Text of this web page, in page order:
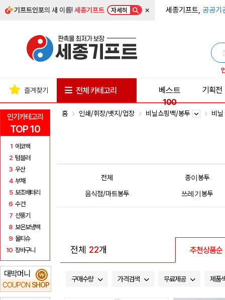
기프트인포의 새 이름!세종기프트 자세히 × 세종기프트, 공공기
인기카테고리
TOP 10
1 에코백
2 텀블러
3 우산
4 부채
5 보조배터리
6 수건
7 선풍기
8 보온보냉백
9 물티슈
10 장바구니
대박머니
COUPON SHOP
₩
즐겨찾기 전체 카테고리
베스트
100
기획전
홈 인쇄/휘장/뱃지/업장 비닐쇼핑백/봉투 비
전체
종이봉투
음식점/마트봉투
쓰레기봉투
전체 22개 추천상품순
구매수량 가격검색 무료제공 제품